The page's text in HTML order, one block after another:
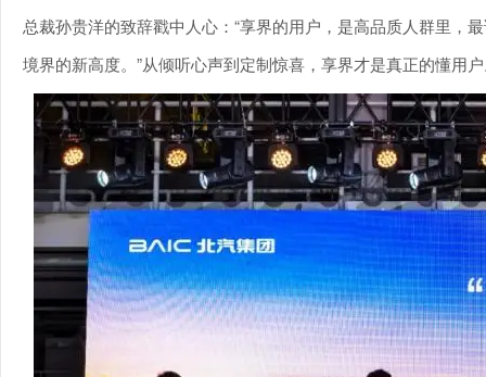
总裁孙贵洋的致辞戳中人心：“享界的用户，是高品质人群里，
境界的新高度。”从倾听心声到定制惊喜，享界才是真正的懂用